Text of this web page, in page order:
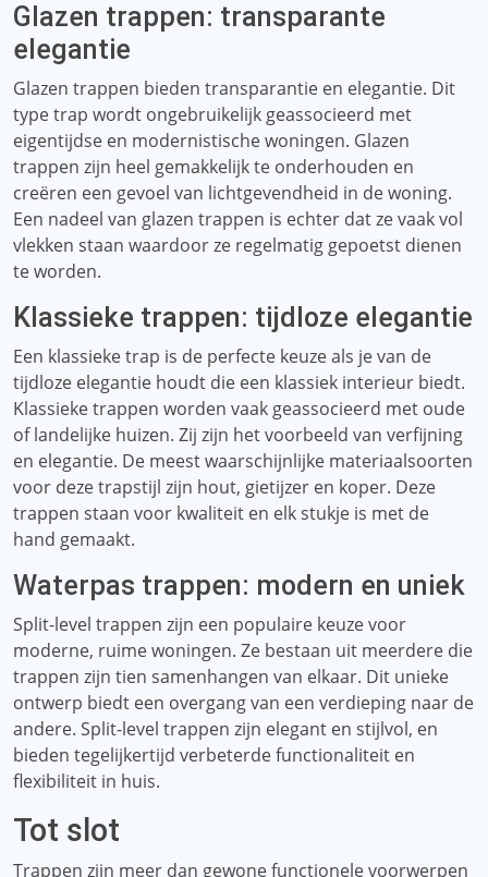
Glazen trappen: transparante
elegantie
Glazen trappen bieden transparantie en elegantie. Dit
type trap wordt ongebruikelijk geassocieerd met
eigentijdse en modernistische woningen. Glazen
trappen zijn heel gemakkelijk te onderhouden en
creëren een gevoel van lichtgevendheid in de woning.
Een nadeel van glazen trappen is echter dat ze vaak vol
vlekken staan ​​waardoor ze regelmatig gepoetst dienen
te worden.
Klassieke trappen: tijdloze elegantie
Een klassieke trap is de perfecte keuze als je van de
tijdloze elegantie houdt die een klassiek interieur biedt.
Klassieke trappen worden vaak geassocieerd met oude
of landelijke huizen. Zij zijn het voorbeeld van verfijning
en elegantie. De meest waarschijnlijke materiaalsoorten
voor deze trapstijl zijn hout, gietijzer en koper. Deze
trappen staan ​​voor kwaliteit en elk stukje is met de
hand gemaakt.
Waterpas trappen: modern en uniek
Split-level trappen zijn een populaire keuze voor
moderne, ruime woningen. Ze bestaan ​​uit meerdere die
trappen zijn tien samenhangen van elkaar. Dit unieke
ontwerp biedt een overgang van een verdieping naar de
andere. Split-level trappen zijn elegant en stijlvol, en
bieden tegelijkertijd verbeterde functionaliteit en
flexibiliteit in huis.
Tot slot
Trappen zijn meer dan gewone functionele voorwerpen